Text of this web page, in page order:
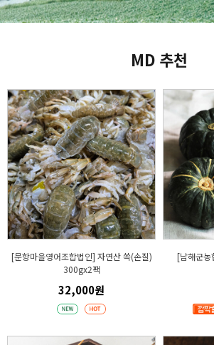
MD 추천
[문항마을영어조합법인] 자연산 쏙(손질)
300gx2팩
32,000원
[남해군농